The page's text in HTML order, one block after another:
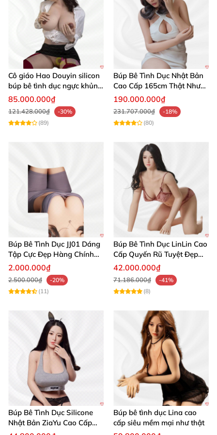
Búp Bê Tình Dục Giả Da Thật 172cm Zelex Nhật Bản Ella Maya
Búp Bê Tình Dục Giả Da Thật 172cm Zelex Nhật Bản Ella Maya
Búp Bê Tình Dục Giả Da Thật 172cm Zelex Nhật Bản Ella Maya
Búp Bê Tình Dục Giả Da Thật 172cm Zelex Nhật Bản Ella Maya
Đánh giá thực tế từ khách hàng ⭐⭐⭐⭐⭐
Nguyễn Minh Tuấn: "Sản phẩm rất thật, chất liệu
Cô giáo Hao Douyin silicon
búp bê tình dục ngực khủng
Starpery
85.000.000₫
121.428.000₫
-30%
(89)
Búp Bê Tình Dục Nhật Bản
Cao Cấp 165cm Thật Như
Người Thật
190.000.000₫
231.707.000₫
-18%
(80)
Búp Bê Tình Dục JJ01 Dáng
Tập Cực Đẹp Hàng Chính
Hãng
2.000.000₫
2.500.000₫
-20%
(11)
Búp Bê Tình Dục LinLin Cao
Cấp Quyến Rũ Tuyệt Đẹp
Mua Ngay
42.000.000₫
71.186.000₫
-41%
(8)
Búp Bê Tình Dục Silicone
Nhật Bản ZiaYu Cao Cấp
Chính Hãng
Búp bê tình dục Lina cao
cấp siêu mềm mại như thật